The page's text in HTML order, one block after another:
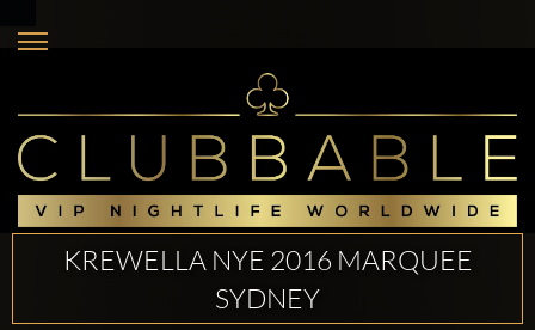
KREWELLA NYE 2016 MARQUEE
SYDNEY